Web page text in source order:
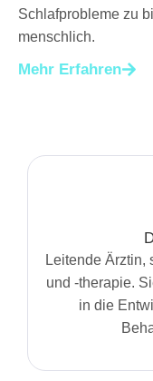
Schlafprobleme zu
menschlich.
Mehr Erfahren
Leitende Ärztin,
und -therapie.
in die